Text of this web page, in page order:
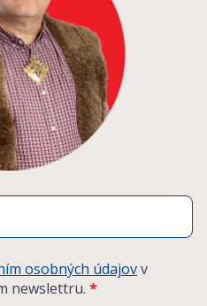
osobných údajovv
newslettru. *